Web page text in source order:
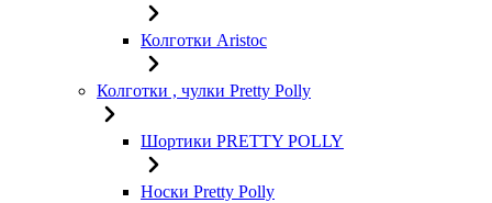
Колготки Aristoc
Колготки , чулки Pretty Polly
Шортики PRETTY POLLY
Носки Pretty Polly